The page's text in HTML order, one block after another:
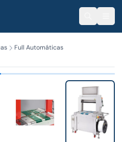
Full Automáticas
TP-702BP